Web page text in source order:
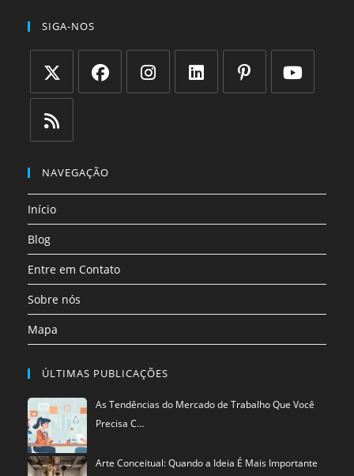
SIGA-NOS
Abre
em
uma
aba
aba
em
uma
nova
aba
NAVEGAÇÃO
Início
Blog
Entre em Contato
Sobre nós
Mapa
ÚLTIMAS PUBLICAÇÕES
As Tendências do Mercado de Trabalho Que Você
Precisa C…
Arte Conceitual: Quando a Ideia É Mais Importante